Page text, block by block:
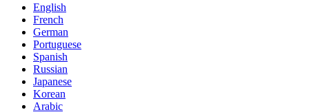
English
French
German
Portuguese
Spanish
Russian
Japanese
Korean
Arabic